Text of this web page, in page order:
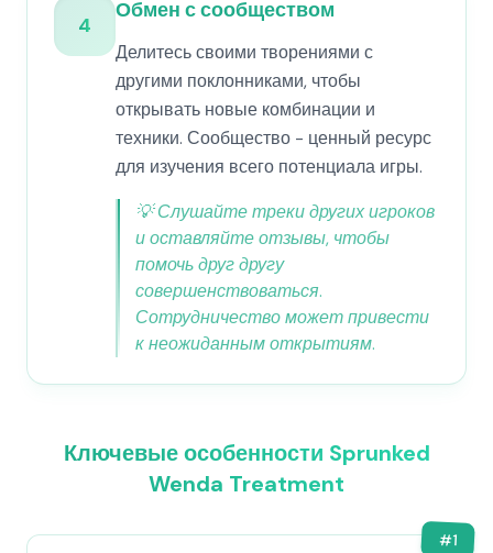
4
Обмен с сообществом
Делитесь своими творениями с
другими поклонниками, чтобы
открывать новые комбинации и
техники. Сообщество - ценный ресурс
для изучения всего потенциала игры.
💡Слушайте треки других игроков
и оставляйте отзывы, чтобы
помочь друг другу
совершенствоваться.
Сотрудничество может привести
к неожиданным открытиям.
Ключевые особенности Sprunked
Wenda Treatment
#1